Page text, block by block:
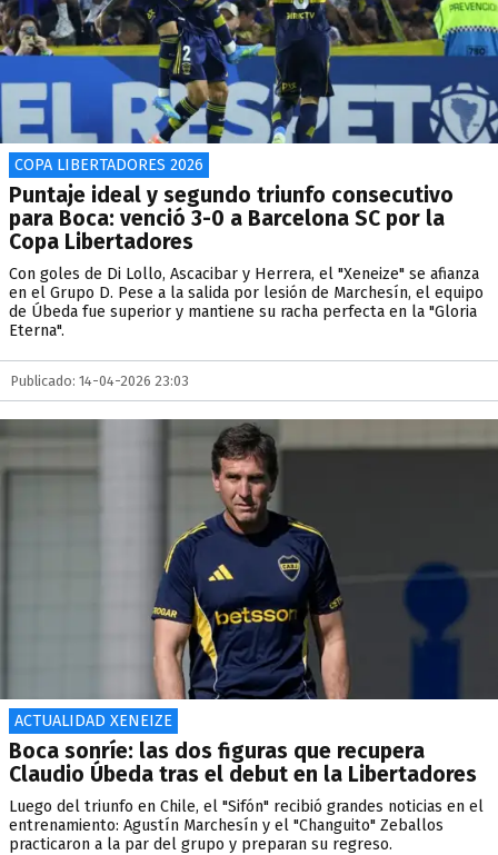
COPA LIBERTADORES 2026
Puntaje ideal y segundo triunfo consecutivo
para Boca: venció 3-0 a Barcelona SC por la
Copa Libertadores
Con goles de Di Lollo, Ascacibar y Herrera, el "Xeneize" se afianza
en el Grupo D. Pese a la salida por lesión de Marchesín, el equipo
de Úbeda fue superior y mantiene su racha perfecta en la "Gloria
Eterna".
Publicado: 14-04-2026 23:03
ACTUALIDAD XENEIZE
Boca sonríe: las dos figuras que recupera
Claudio Úbeda tras el debut en la Libertadores
Luego del triunfo en Chile, el "Sifón" recibió grandes noticias en el
entrenamiento: Agustín Marchesín y el "Changuito" Zeballos
practicaron a la par del grupo y preparan su regreso.